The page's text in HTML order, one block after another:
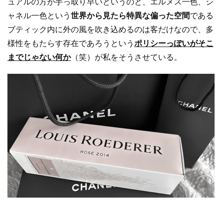
ャネル一色という世界から見たら特異な偏った空間である
ブティック内に外の風を吹き込めるのは客だけなので、多
様性をもたらす存在であろうというポリシーっぽいがそこ
までじゃない何か（笑）が私をそうさせている。